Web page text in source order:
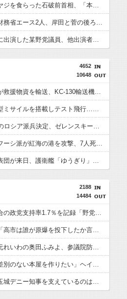
自民党の若手議員かヤジを食らった石破前首相、「本当に見識のある人に当選期数の若い人がやじるなんて」と不満たらたらな様子を見せて……
減税を潰しにいった財務省エース2人、岸田と菅の後ろ盾があるから地位は安泰だと信じていたら……
自信満々に政治番組に出演した某野党議員、他出演者からガバっぷりを指摘されて袋叩きにされるも……
4652
10648
熊本地震支援に米軍が救援物資を輸送、KC-130輸送機が飲料水約16トンを空輸！
空自、謎の未確認大型ミサイルを搭載しテスト飛行…「25式地対艦誘導弾」空中発射型が初めて姿を見せた！
北朝鮮が3万～5万人のロシア派兵決定、ゼレンスキー大統領「韓国が我々に協力すべき」！
イエメンの武装組織フーシ派が紅海の港を攻撃、7人死亡…サウジの石油施設にも攻撃！
インドネシア海軍代表団が来日、護衛艦「ゆうぎり」を含む横須賀研修及び幕僚協議を実施！
2188
14484
【緊急】中道改革連合の政党支持率1.7％を記録「野党の6番手に沈む」
【共同通信】ロシア「高市は誰が原爆を投下したか言及しなかった。広島と長崎に落ちたのはUFOだと思っているのか？」
【熊本被災地入り】元れいわの奥田ふみよ、参議院防災服でお食事楽しむ写真投稿「同席者は笑顔にサムズアップ」
【速報】小学教師「差別のない本屋を作りたい」ヘイト本と認定して排除する差別はきれいな差別ｗｗｗ
【速報】沖縄県議「玉城デニー知事を支えているのは極左暴力集団など」 玉城デニー知事の選挙母体、県議選挙母体の事務所に訪れ「撤回求め抗議」